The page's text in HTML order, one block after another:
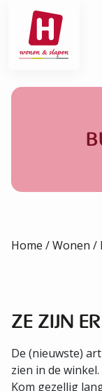
Home /Wonen /
ZE ZIJN
De (nieuwste)
zien in de winkel.
Kom gezellig